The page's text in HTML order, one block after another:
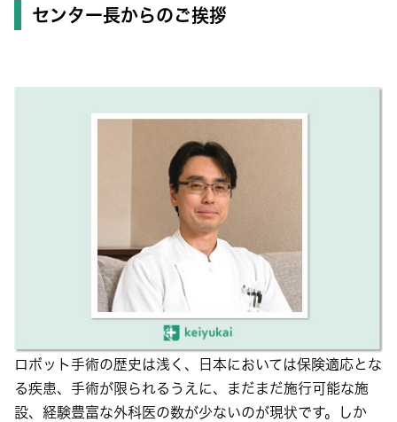
センター長からのご挨拶
ロボット手術の歴史は浅く、日本においては保険適応とな
る疾患、手術が限られるうえに、まだまだ施行可能な施
設、経験豊富な外科医の数が少ないのが現状です。しか